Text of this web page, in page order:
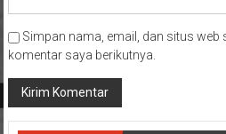
Simpan nama, email, dan situs
komentar saya berikutnya.